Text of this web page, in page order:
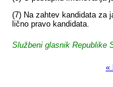
(7) Na zahtev kandidata za
lično pravo kandidata.
Službeni glasnik Republike
«